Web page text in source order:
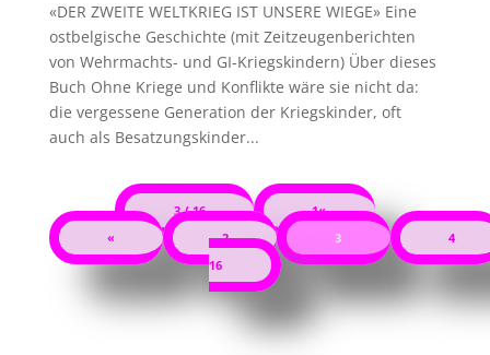
«DER ZWEITE WELTKRIEG IST UNSERE WIEGE» Eine
ostbelgische Geschichte (mit Zeitzeugenberichten
von Wehrmachts- und GI-Kriegskindern) Über dieses
Buch Ohne Kriege und Konflikte wäre sie nicht da:
die vergessene Generation der Kriegskinder, oft
auch als Besatzungskinder...
3 / 16
1«
«
2 3
4
16